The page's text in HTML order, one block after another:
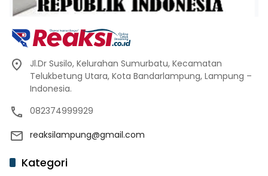
Jl.Dr Susilo, Kelurahan Sumurbatu, Kecamatan
Telukbetung Utara, Kota Bandarlampung, Lampung –
Indonesia.
082374999929
reaksilampung@gmail.com
Kategori